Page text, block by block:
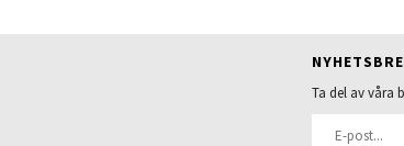
Ta del av våra